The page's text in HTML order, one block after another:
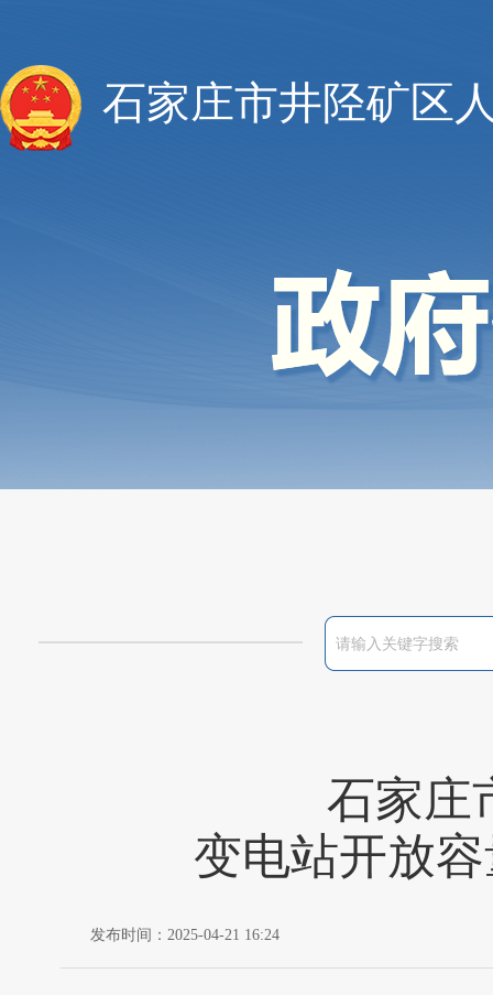
石家庄市井陉矿区
石家庄
变电站开放
发布时间：2025-04-21 16:24